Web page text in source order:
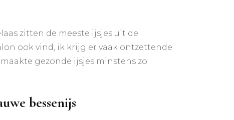
zitten de meeste ijsjes uit de
ook vind, ik krijg er vaak ontzettende
gezonde ijsjes minstens zo
bessenijs